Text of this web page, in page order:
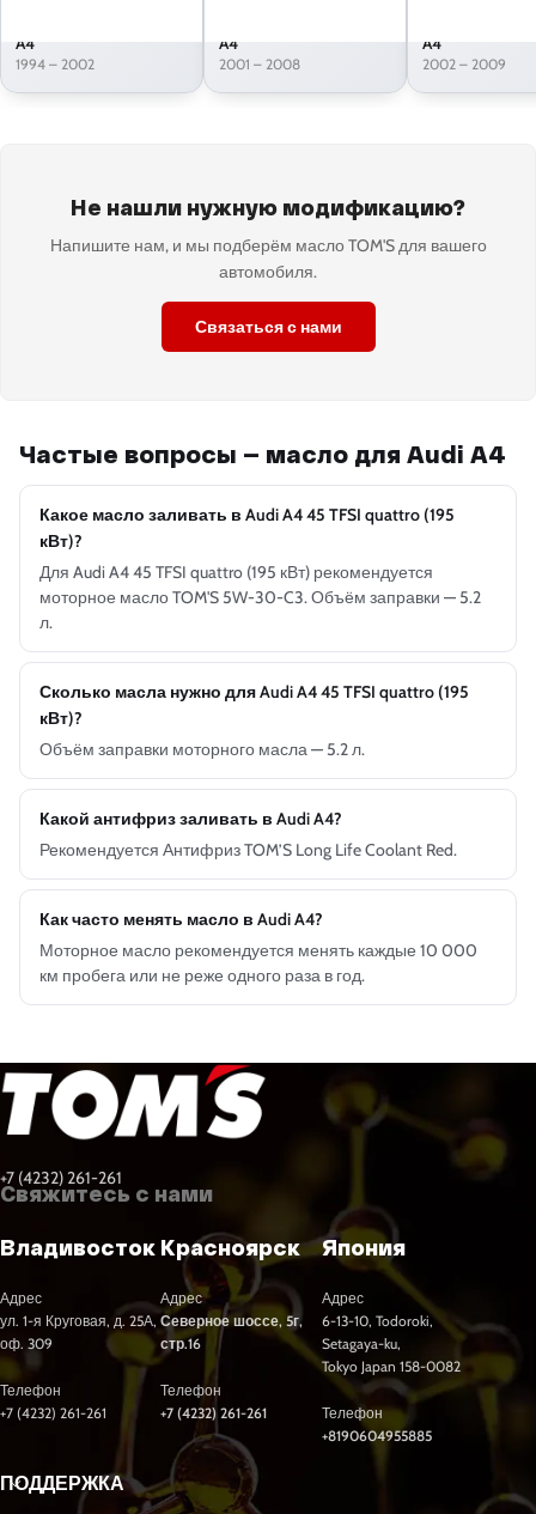
A4
1994 – 2002
A4
2001 – 2008
A4
2002 – 2009
Не нашли нужную модификацию?
Напишите нам, и мы подберём масло TOM'S для вашего
автомобиля.
Связаться с нами
Частые вопросы — масло для Audi A4
Какое масло заливать в Audi A4 45 TFSI quattro (195
кВт)?
Для Audi A4 45 TFSI quattro (195 кВт) рекомендуется
моторное масло TOM'S 5W-30-C3. Объём заправки — 5.2
л.
Сколько масла нужно для Audi A4 45 TFSI quattro (195
кВт)?
Объём заправки моторного масла — 5.2 л.
Какой антифриз заливать в Audi A4?
Рекомендуется Антифриз TOM’S Long Life Coolant Red.
Как часто менять масло в Audi A4?
Моторное масло рекомендуется менять каждые 10 000
км пробега или не реже одного раза в год.
+7 (4232) 261-261
Свяжитесь с нами
Владивосток
Адрес
ул. 1-я Круговая, д. 25А,
оф. 309
Телефон
+7 (4232) 261-261
Красноярск
Адрес
Северное шоссе, 5г,
стр.16
Телефон
+7 (4232) 261-261
Япония
Адрес
6-13-10, Todoroki,
Setagaya-ku,
Tokyo Japan 158-0082
Телефон
+8190604955885
ПОДДЕРЖКА